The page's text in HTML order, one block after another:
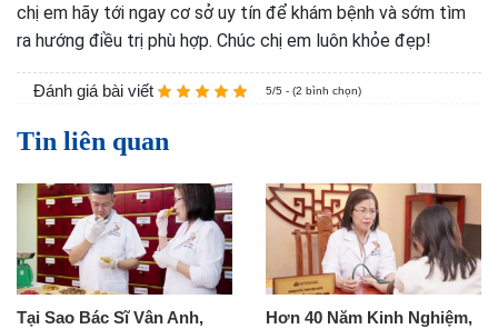
chị em hãy tới ngay cơ sở uy tín để khám bệnh và sớm tìm
ra hướng điều trị phù hợp. Chúc chị em luôn khỏe đẹp!
Đánh giá bài viết 5/5 - (2 bình chọn)
Tin liên quan
Tại Sao Bác Sĩ Vân Anh,
Hơn 40 Năm Kinh Nghiệm,